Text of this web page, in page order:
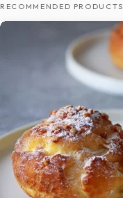
RECOMMENDED PRODUCTS